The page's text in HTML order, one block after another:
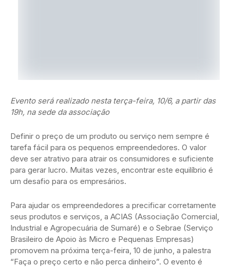
Evento será realizado nesta terça-feira, 10/6, a partir das
19h, na sede da associação
Definir o preço de um produto ou serviço nem sempre é
tarefa fácil para os pequenos empreendedores. O valor
deve ser atrativo para atrair os consumidores e suficiente
para gerar lucro. Muitas vezes, encontrar este equilíbrio é
um desafio para os empresários.
Para ajudar os empreendedores a precificar corretamente
seus produtos e serviços, a ACIAS (Associação Comercial,
Industrial e Agropecuária de Sumaré) e o Sebrae (Serviço
Brasileiro de Apoio às Micro e Pequenas Empresas)
promovem na próxima terça-feira, 10 de junho, a palestra
“Faça o preço certo e não perca dinheiro”. O evento é